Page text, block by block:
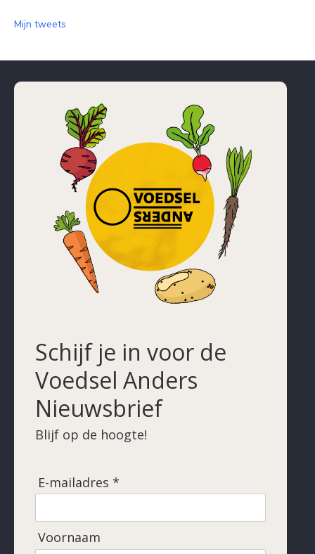
Mijn tweets
Schijf je in voor de
Voedsel Anders
Nieuwsbrief
Blijf op de hoogte!
E-mailadres *
Voornaam